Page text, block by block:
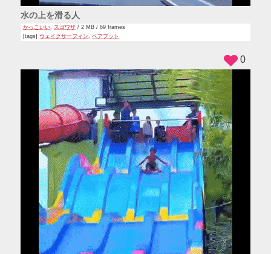
水の上を滑る人
かっこいい, スゴワザ / 2 MB / 69 frames
[tags] ウェイクサーフィン,ベアフット
0